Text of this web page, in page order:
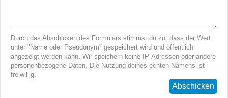
Durch das Abschicken des Formulars stimmst du zu, dass der Wert
unter "Name oder Pseudonym" gespeichert wird und öffentlich
angezeigt werden kann. Wir speichern keine IP-Adressen oder andere
personenbezogene Daten. Die Nutzung deines echten Namens ist
freiwillig.
Abschicken